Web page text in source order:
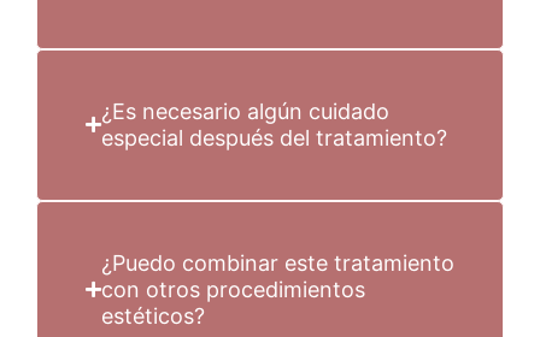
¿Es necesario algún cuidado
especial después del tratamiento?
¿Puedo combinar este tratamiento
con otros procedimientos
estéticos?